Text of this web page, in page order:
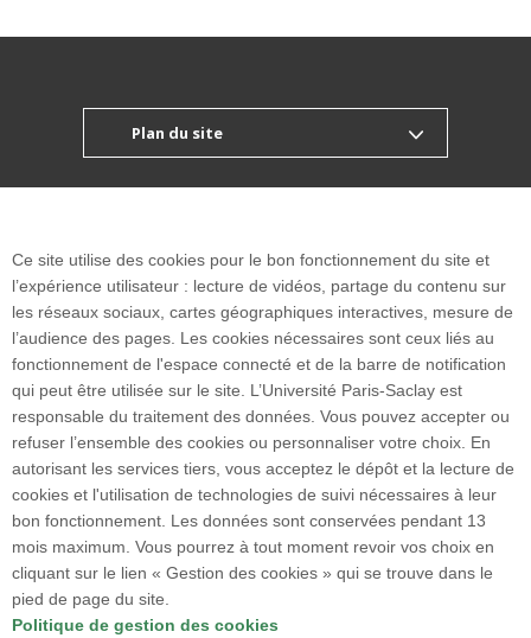
Plan du site
9, avenue de la Division Leclerc
94230 Cachan I FRANCE
Tél. : +33 1 41 24 11 00
Fax : +33 1 41 24 11 99
Accès :RER BArcueil-Cachan
BUS: 184 / 187 (La Plaine) / V3 (L'Orangerie)
184 / N21 (Division Leclerc - Camille Desmoulins)
Ce site utilise des cookies pour le bon fonctionnement du site et
l’expérience utilisateur : lecture de vidéos, partage du contenu sur
les réseaux sociaux, cartes géographiques interactives, mesure de
l’audience des pages. Les cookies nécessaires sont ceux liés au
fonctionnement de l'espace connecté et de la barre de notification
qui peut être utilisée sur le site. L’Université Paris-Saclay est
responsable du traitement des données. Vous pouvez accepter ou
refuser l’ensemble des cookies ou personnaliser votre choix. En
autorisant les services tiers, vous acceptez le dépôt et la lecture de
cookies et l'utilisation de technologies de suivi nécessaires à leur
bon fonctionnement. Les données sont conservées pendant 13
mois maximum. Vous pourrez à tout moment revoir vos choix en
cliquant sur le lien « Gestion des cookies » qui se trouve dans le
pied de page du site.
Politique de gestion des cookies